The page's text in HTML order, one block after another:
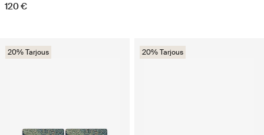
120 €
20% Tarjous 20% Tarjous